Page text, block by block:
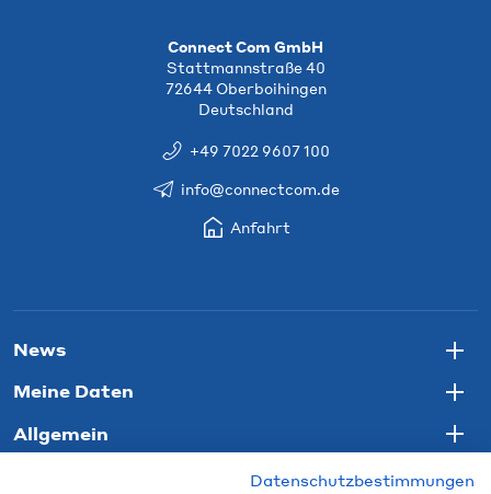
Connect Com GmbH
Stattmannstraße 40
72644 Oberboihingen
Deutschland
+49 7022 9607 100
info@connectcom.de
Anfahrt
News
Meine Daten
Allgemein
Datenschutzbestimmungen